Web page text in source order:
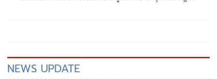
NEWS UPDATE